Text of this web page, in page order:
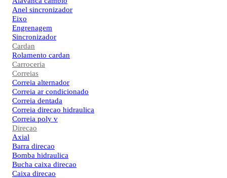
Anel sincronizador
Eixo
Engrenagem
Sincronizador
Cardan
Rolamento cardan
Carroceria
Correias
Correia alternador
Correia ar condicionado
Correia dentada
Correia direcao hidraulica
Correia poly v
Direcao
Axial
Barra direcao
Bomba hidraulica
Bucha caixa direcao
Caixa direcao